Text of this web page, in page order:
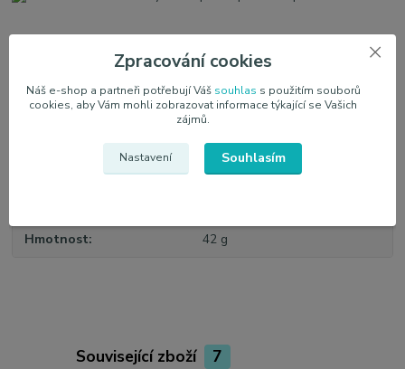
California Scents
Hmotnost 42 g
Související zboží 7
Zpracování cookies
Náš e-shop a partneři potřebují Váš souhlas s použitím souborů
cookies, aby Vám mohli zobrazovat informace týkající se Vašich
zájmů.
Nastavení Souhlasím